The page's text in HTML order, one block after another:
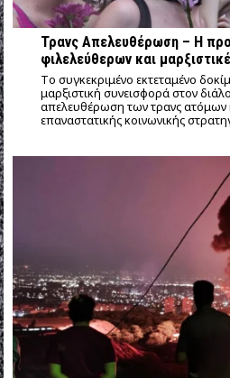
Τρανς Απελευθέρωση – Η
φιλελεύθερων και
Tο συγκεκριμένο εκτεταμένο
μαρξιστική συνεισφορά στον
απελευθέρωση των τρανς ατόμων
επαναστατικής κοινωνικής